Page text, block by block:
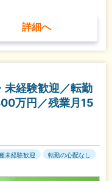
詳細へ
未経験歓迎／転勤
万円／残業月15
未経験歓迎 転勤の心配なし